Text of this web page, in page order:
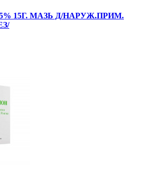
15Г. МАЗЬ Д/НАРУЖ.ПРИМ.